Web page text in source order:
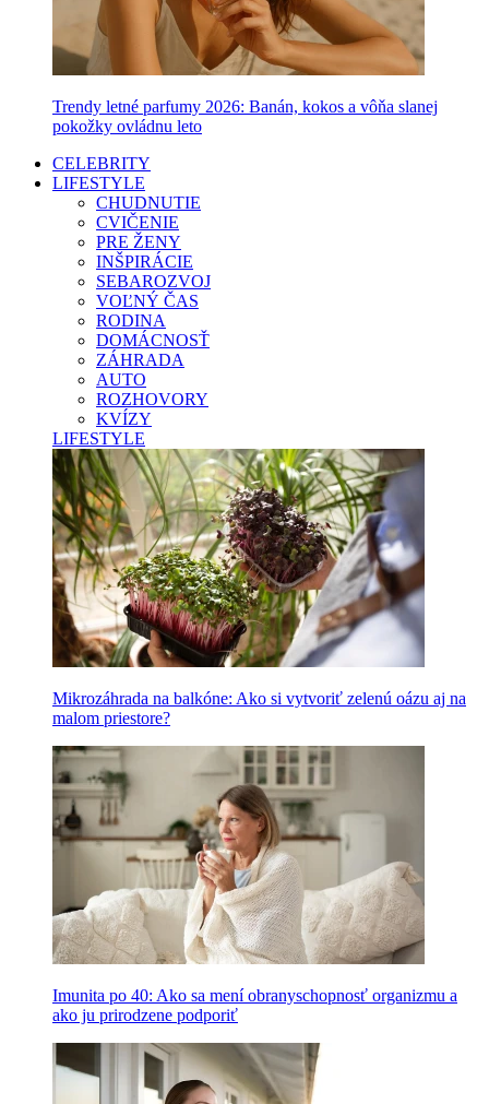
Trendy letné parfumy 2026: Banán, kokos a vôňa slanej
pokožky ovládnu leto
CELEBRITY
LIFESTYLE
CHUDNUTIE
CVIČENIE
PRE ŽENY
INŠPIRÁCIE
SEBAROZVOJ
VOĽNÝ ČAS
RODINA
DOMÁCNOSŤ
ZÁHRADA
AUTO
ROZHOVORY
KVÍZY
LIFESTYLE
Mikrozáhrada na balkóne: Ako si vytvoriť zelenú oázu aj na
malom priestore?
Imunita po 40: Ako sa mení obranyschopnosť organizmu a
ako ju prirodzene podporiť